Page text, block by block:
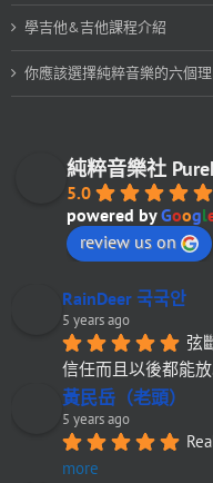
學吉他&吉他課程介紹
你應該選擇純粹音樂的六個
純粹音樂社
5.0
powered byGoogl
review us on
RainDeer 국국안
5 years ago
弦
信任而且以後都能
黃民岳（老頭）
5 years ago
more